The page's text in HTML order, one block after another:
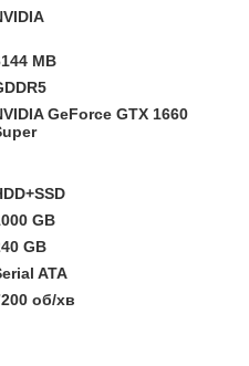
MB
GeForce GTX 1660
GB
GB
ATA
об/хв